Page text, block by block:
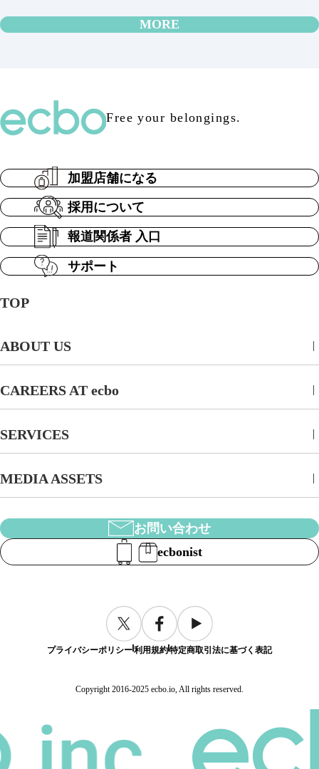
MORE
Free your belongings.
TOP
ABOUT US
CAREERS AT ecbo
SERVICES
MEDIA ASSETS
加盟店舗になる
採用について
報道関係者 入口
サポート
お問い合わせ
ecbonist
プライバシーポリシー利用規約特定商取引法に基づく表記
Copyright 2016-2025 ecbo.io, All rights reserved.